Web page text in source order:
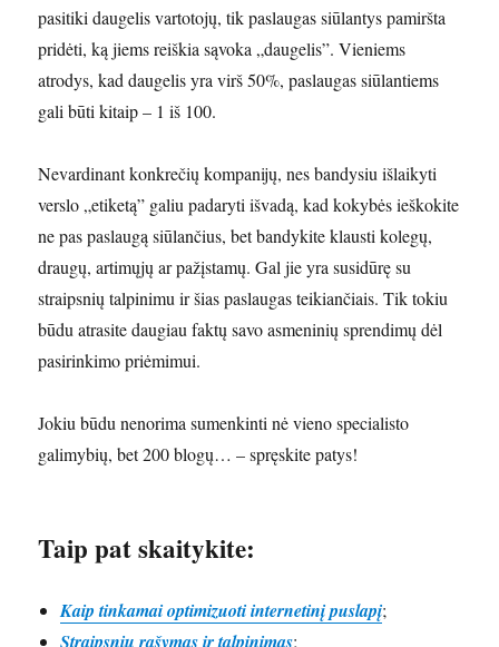
pasitiki daugelis vartotojų, tik paslaugas siūlantys pamiršta
pridėti, ką jiems reiškia sąvoka „daugelis”. Vieniems
atrodys, kad daugelis yra virš 50%, paslaugas siūlantiems
gali būti kitaip – 1 iš 100.
Nevardinant konkrečių kompanijų, nes bandysiu išlaikyti
verslo „etiketą” galiu padaryti išvadą, kad kokybės ieškokite
ne pas paslaugą siūlančius, bet bandykite klausti kolegų,
draugų, artimųjų ar pažįstamų. Gal jie yra susidūrę su
straipsnių talpinimu ir šias paslaugas teikiančiais. Tik tokiu
būdu atrasite daugiau faktų savo asmeninių sprendimų dėl
pasirinkimo priėmimui.
Jokiu būdu nenorima sumenkinti nė vieno specialisto
galimybių, bet 200 blogų… – spręskite patys!
Taip pat skaitykite:
Kaip tinkamai optimizuoti internetinį puslapį;
Straipsnių rašymas ir talpinimas;